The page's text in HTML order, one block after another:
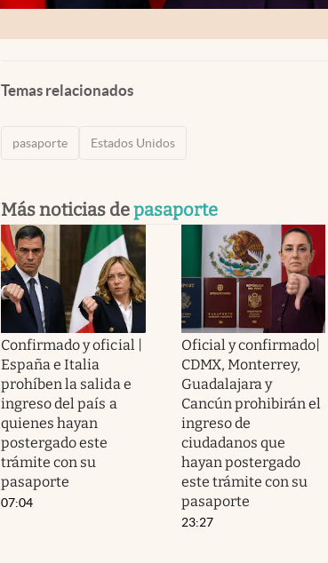
Temas relacionados
pasaporte Estados Unidos
Más noticias depasaporte
Confirmado y oficial |
España e Italia
prohíben la salida e
ingreso del país a
quienes hayan
postergado este
trámite con su
pasaporte
07:04
Oficial y confirmado|
CDMX, Monterrey,
Guadalajara y
Cancún prohibirán el
ingreso de
ciudadanos que
hayan postergado
este trámite con su
pasaporte
23:27